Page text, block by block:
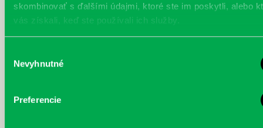
skombinovať s ďalšími údajmi, ktoré ste im poskytli, alebo
vás získali, keď ste používali ich služby.
súhlasu
Nevyhnutné
Preferencie